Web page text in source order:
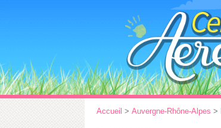
Accueil > Auvergne-Rhône-Alpes >